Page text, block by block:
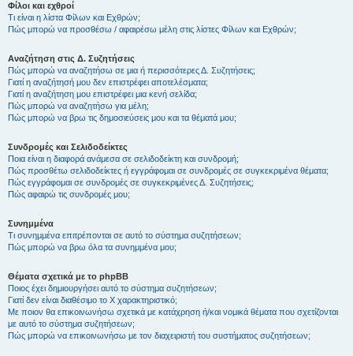
Φίλοι και εχθροί
Τι είναι η λίστα Φίλων και Εχθρών;
Πώς μπορώ να προσθέσω / αφαιρέσω μέλη στις λίστες Φίλων και Εχθρών;
Αναζήτηση στις Δ. Συζητήσεις
Πώς μπορώ να αναζητήσω σε μια ή περισσότερες Δ. Συζητήσεις;
Γιατί η αναζήτησή μου δεν επιστρέφει αποτελέσματα;
Γιατί η αναζήτηση μου επιστρέφει μια κενή σελίδα;
Πώς μπορώ να αναζητήσω για μέλη;
Πώς μπορώ να βρω τις δημοσιεύσεις μου και τα θέματά μου;
Συνδρομές και Σελιδοδείκτες
Ποια είναι η διαφορά ανάμεσα σε σελιδοδείκτη και συνδρομή;
Πώς προσθέτω σελιδοδείκτες ή εγγράφομαι σε συνδρομές σε συγκεκριμένα θέματα;
Πώς εγγράφομαι σε συνδρομές σε συγκεκριμένες Δ. Συζητήσεις;
Πώς αφαιρώ τις συνδρομές μου;
Συνημμένα
Τι συνημμένα επιτρέπονται σε αυτό το σύστημα συζητήσεων;
Πώς μπορώ να βρω όλα τα συνημμένα μου;
Θέματα σχετικά με το phpBB
Ποιος έχει δημιουργήσει αυτό το σύστημα συζητήσεων;
Γιατί δεν είναι διαθέσιμο το Χ χαρακτηριστικό;
Με ποιον θα επικοινωνήσω σχετικά με κατάχρηση ή/και νομικά θέματα που σχετίζονται
με αυτό το σύστημα συζητήσεων;
Πώς μπορώ να επικοινωνήσω με τον διαχειριστή του συστήματος συζητήσεων;